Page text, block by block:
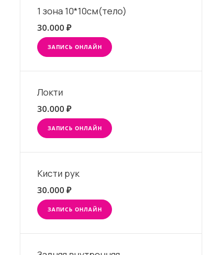
1 зона 10*10см(тело)
30.000 ₽
ЗАПИСЬ ОНЛАЙН
Локти
30.000 ₽
ЗАПИСЬ ОНЛАЙН
Кисти рук
30.000 ₽
ЗАПИСЬ ОНЛАЙН